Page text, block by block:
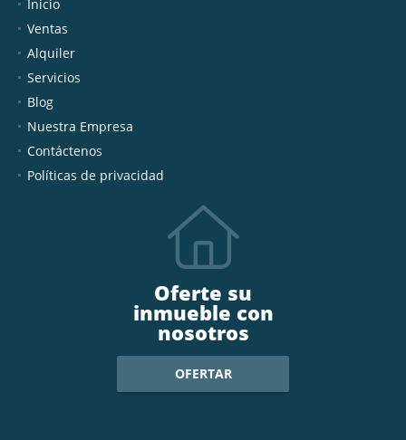
Inicio
Ventas
Alquiler
Servicios
Blog
Nuestra Empresa
Contáctenos
Políticas de privacidad
Oferte su
inmueble con
nosotros
OFERTAR